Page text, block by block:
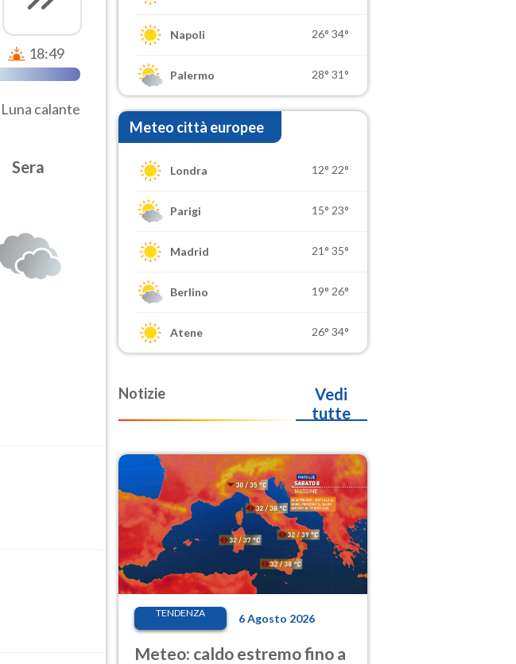
18:49
Luna calante
Sera
Napoli 26° 34°
Palermo 28° 31°
Meteo città europee
Londra 12° 22°
Parigi 15° 23°
Madrid 21° 35°
Berlino 19° 26°
Atene 26° 34°
Notizie
Vedi
tutte
TENDENZA 6 Agosto 2026
Meteo: caldo estremo fino a